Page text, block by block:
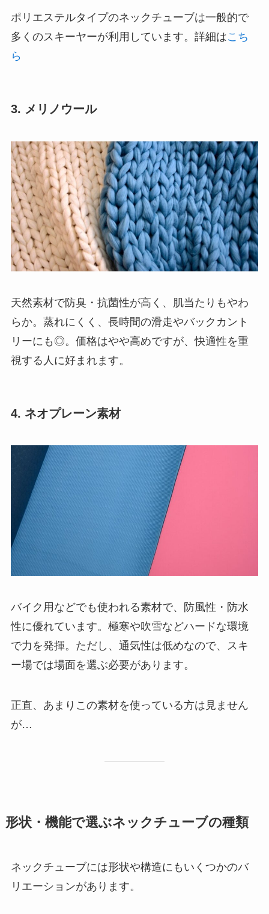
ポリエステルタイプのネックチューブは一般的で
多くのスキーヤーが利用しています。詳細はこち
ら
3. メリノウール
天然素材で防臭・抗菌性が高く、肌当たりもやわ
らか。蒸れにくく、長時間の滑走やバックカント
リーにも◎。価格はやや高めですが、快適性を重
視する人に好まれます。
4. ネオプレーン素材
バイク用などでも使われる素材で、防風性・防水
性に優れています。極寒や吹雪などハードな環境
で力を発揮。ただし、通気性は低めなので、スキ
ー場では場面を選ぶ必要があります。
正直、あまりこの素材を使っている方は見ません
が…
形状・機能で選ぶネックチューブの種類
ネックチューブには形状や構造にもいくつかのバ
リエーションがあります。